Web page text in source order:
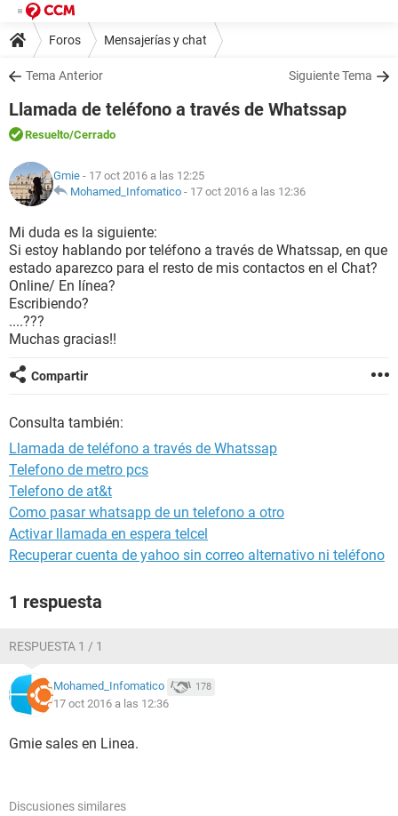
Foros Mensajerías y chat
Tema Anterior Siguiente Tema
Llamada de teléfono a través de Whatssap
Resuelto/Cerrado
Gmie - 17 oct 2016 a las 12:25
Mohamed_Infomatico - 17 oct 2016 a las 12:36
Mi duda es la siguiente:
Si estoy hablando por teléfono a través de Whatssap, en que
estado aparezco para el resto de mis contactos en el Chat?
Online/ En línea?
Escribiendo?
....???
Muchas gracias!!
Compartir
Consulta también:
Llamada de teléfono a través de Whatssap
Telefono de metro pcs
Telefono de at&t
Como pasar whatsapp de un telefono a otro
Activar llamada en espera telcel
Recuperar cuenta de yahoo sin correo alternativo ni teléfono
1 respuesta
RESPUESTA 1 / 1
Mohamed_Infomatico 178
17 oct 2016 a las 12:36
Gmie sales en Linea.
Discusiones similares